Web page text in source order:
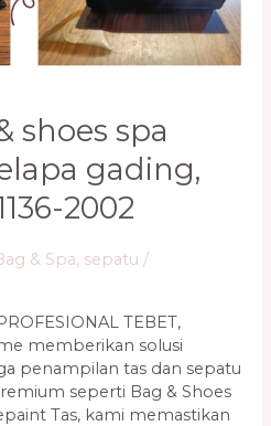
shoes spa
gading,
2002
& Spa, sepatu /
TEBET,
memberikan solusi
penampilan tas dan sepatu
seperti Bag & Shoes
Tas, kami memastikan